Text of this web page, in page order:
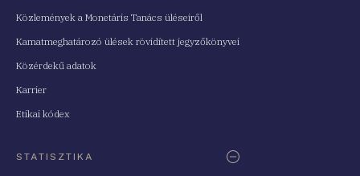
Közlemények a Monetáris Tanács üléseiről
Kamatmeghatározó ülések rövidített jegyzőkönyvei
Közérdekű adatok
Karrier
Etikai kódex
STATISZTIKA